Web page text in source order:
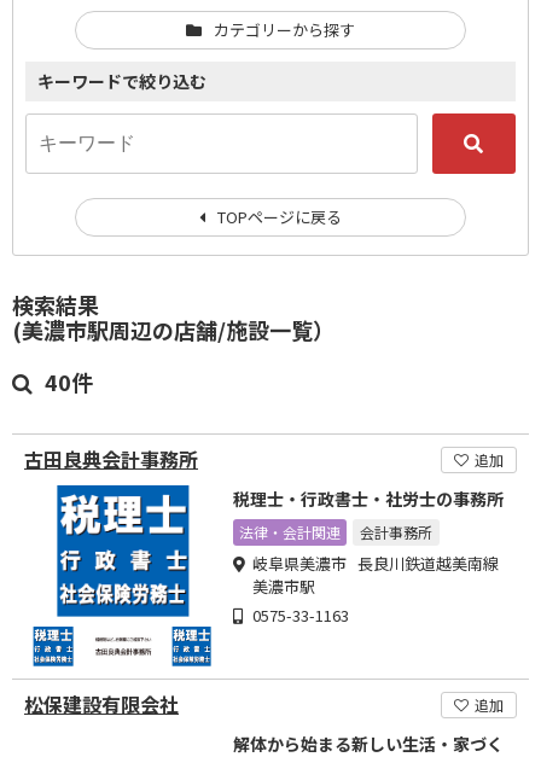
検索結果
(美濃市駅周辺の店舗/施設一覧）
40件
古田良典会計事務所 追加
税理士・行政書士・社労士の事務所
法律・会計関連 会計事務所
岐阜県美濃市 長良川鉄道越美南線
美濃市駅
0575-33-1163
松保建設有限会社 追加
解体から始まる新しい生活・家づく
カテゴリーから探す
キーワードで絞り込む
TOPページに戻る